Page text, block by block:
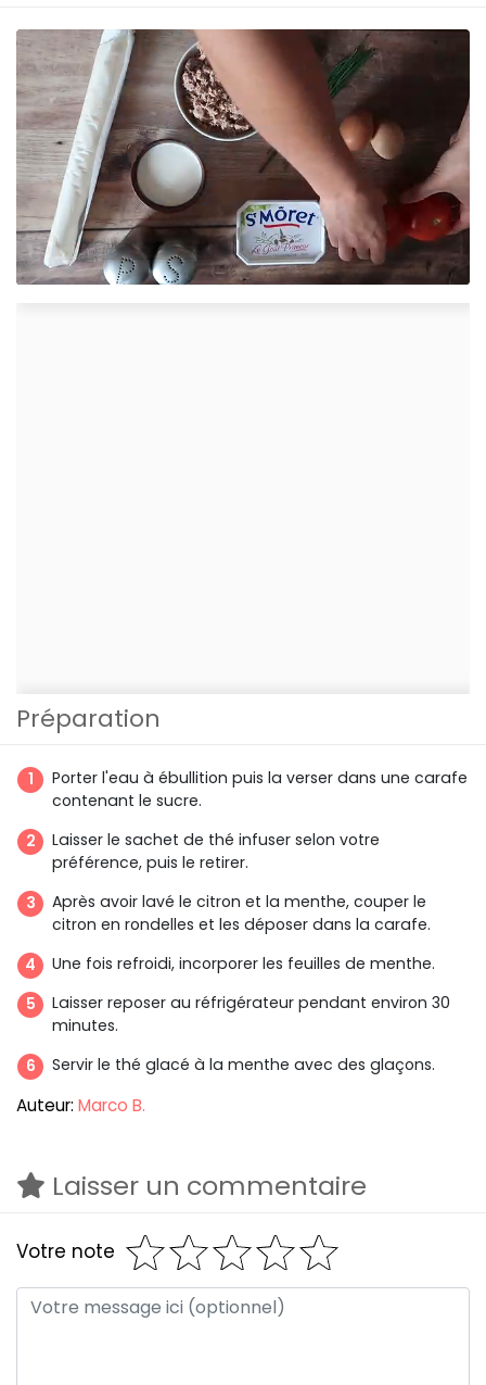
Préparation
Porter l'eau à ébullition puis la verser dans une carafe
contenant le sucre.
Laisser le sachet de thé infuser selon votre
préférence, puis le retirer.
Après avoir lavé le citron et la menthe, couper le
citron en rondelles et les déposer dans la carafe.
Une fois refroidi, incorporer les feuilles de menthe.
Laisser reposer au réfrigérateur pendant environ 30
minutes.
Servir le thé glacé à la menthe avec des glaçons.
Auteur: Marco B.
Laisser un commentaire
Votre note